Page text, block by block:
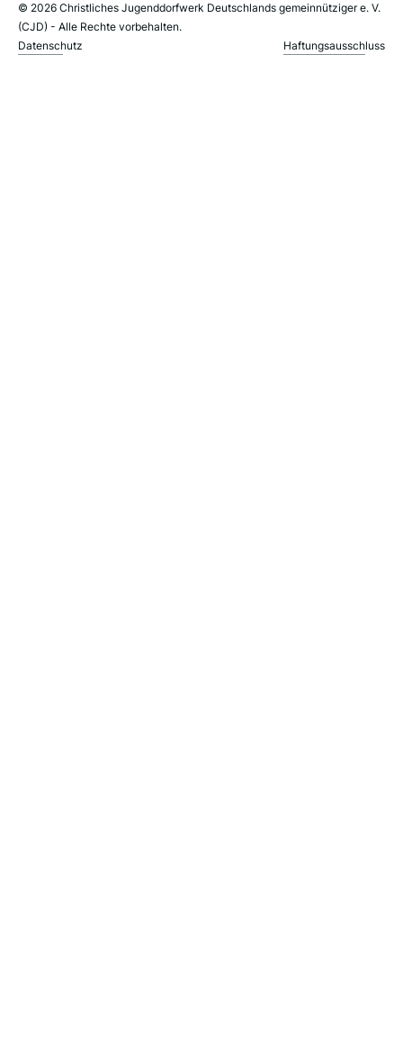
© 2026 Christliches Jugenddorfwerk Deutschlands gemeinnütziger e. V.
(CJD) - Alle Rechte vorbehalten.
Datenschutz
Haftungsausschluss